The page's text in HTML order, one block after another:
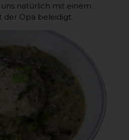
natürlich mit einem
der Opa beleidigt.